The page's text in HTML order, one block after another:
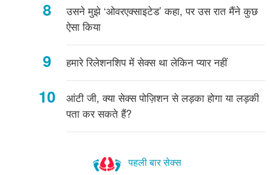
उसने मुझे ‘ओवरएक्साइटेड’ कहा, पर उस रात मैंने कुछ
ऐसा किया
हमारे रिलेशनशिप में सेक्स था लेकिन प्यार नहीं
आंटी जी, क्या सेक्स पोज़िशन से लड़का होगा या लड़की
पता कर सकते हैं?
पहली बार सेक्स